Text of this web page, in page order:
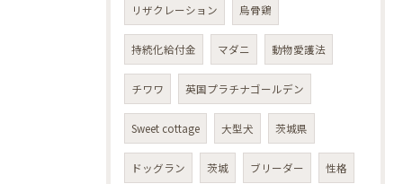
リザクレーション 烏骨鶏
持続化給付金 マダニ 動物愛護法
チワワ 英国プラチナゴールデン
Sweet cottage 大型犬 茨城県
ドッグラン 茨城 ブリーダー 性格